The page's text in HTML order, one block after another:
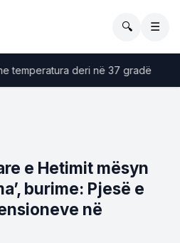
🔍 ☰
deri në 37 gradë
e Hetimit mësyn
burime: Pjesë e
në